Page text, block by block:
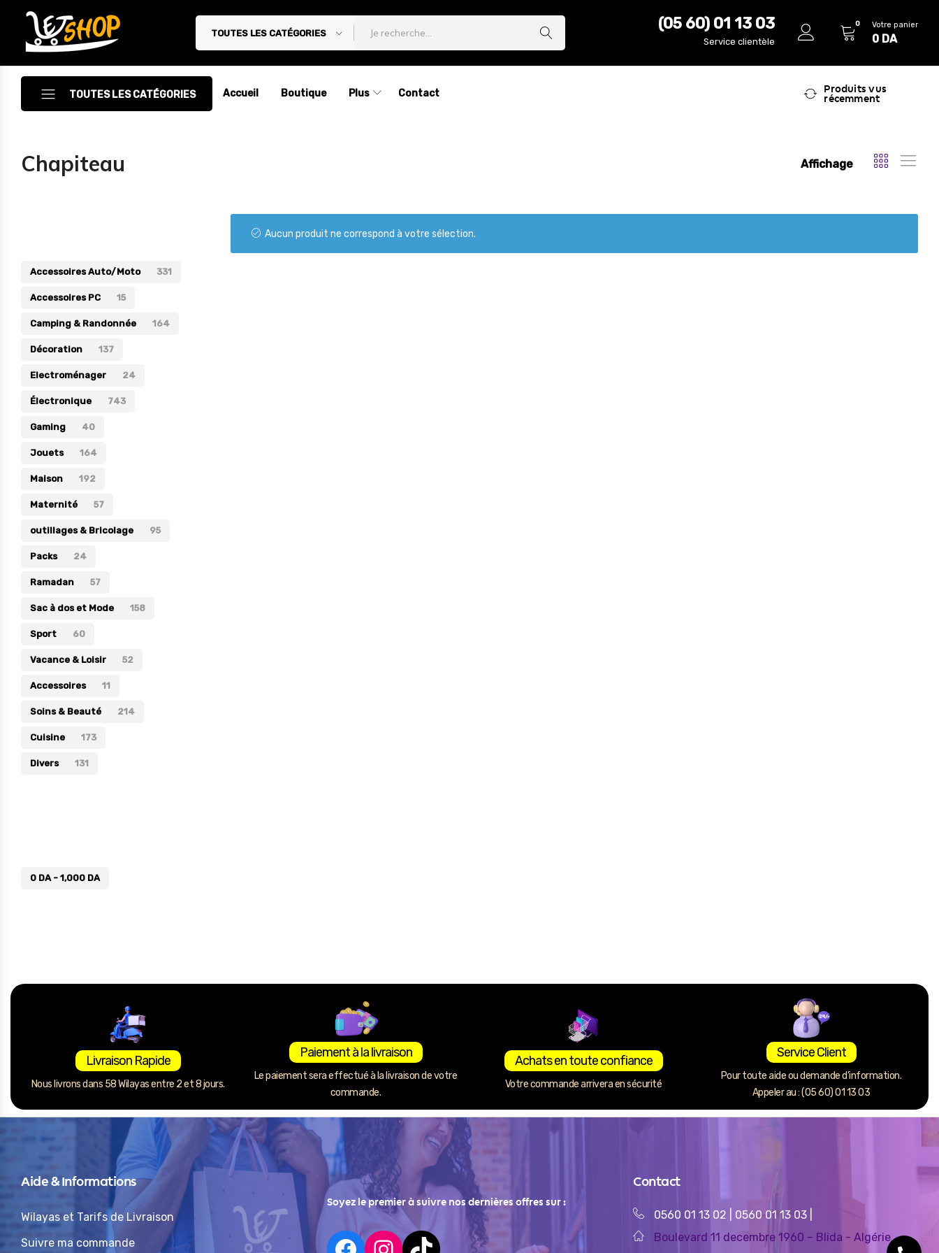
Letshop.dz
TOUTES LES CATÉGORIES
(05 60) 01 13 03
Service clientèle
0 Votre panier
0 DA
TOUTES LES CATÉGORIES
Accessoires
Accessoires Auto/Moto
Décoration
Electroménager
Électronique
Jouets
Maison
Maternité
Outillages & Bricolage
Packs
Sac à dos et Mode
Soins & Beauté
Sport
Divers
Accueil Boutique Plus Contact
Produits vus
récemment
Chapiteau Affichage
Aucun produit ne correspond à votre sélection.
Accessoires Auto/Moto 331
Accessoires PC 15
Camping & Randonnée 164
Décoration 137
Electroménager 24
Électronique 743
Gaming 40
Jouets 164
Maison 192
Maternité 57
outillages & Bricolage 95
Packs 24
Ramadan 57
Sac à dos et Mode 158
Sport 60
Vacance & Loisir 52
Accessoires 11
Soins & Beauté 214
Cuisine 173
Divers 131
0 DA- 1,000 DA
Livraison Rapide
Nous livrons dans 58 Wilayas entre 2 et 8 jours.
Paiement à la livraison
Le paiement sera effectué à la livraison de votre
commande.
Achats en toute confiance
Votre commande arrivera en sécurité
Service Client
Pour toute aide ou demande d’information.
Appeler au : (05 60) 01 13 03
Aide & Informations
Wilayas et Tarifs de Livraison
Suivre ma commande
Soyez le premier à suivre nos dernières offres sur :
Contact
0560 01 13 02 0560 01 13 03
Boulevard 11 decembre 1960 – Blida - Algérie